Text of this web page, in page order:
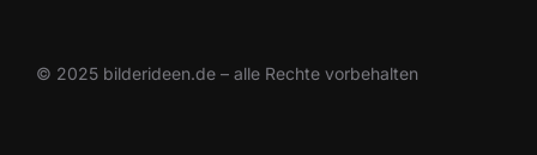
© 2025 bilderideen.de – alle Rechte vorbehalten